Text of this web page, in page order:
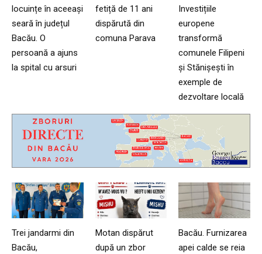
locuințe în aceeași
seară în județul
Bacău. O
persoană a ajuns
la spital cu arsuri
fetiță de 11 ani
dispărută din
comuna Parava
Investițiile
europene
transformă
comunele Filipeni
și Stănișești în
exemple de
dezvoltare locală
Trei jandarmi din
Bacău,
Motan dispărut
după un zbor
Bacău. Furnizarea
apei calde se reia